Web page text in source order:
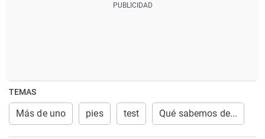
TEMAS
Más de uno pies test Qué sabemos de...